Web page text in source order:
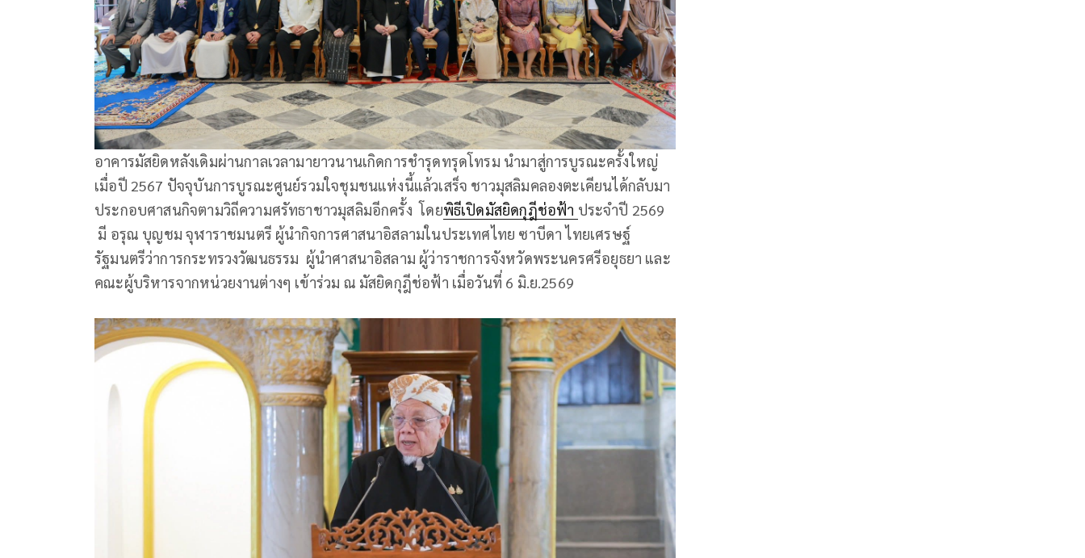
อาคารมัสยิดหลังเดิมผ่านกาลเวลามายาวนานเกิดการชำรุดทรุดโทรม นำมาสู่การบูรณะครั้งใหญ่
เมื่อปี 2567 ปัจจุบันการบูรณะศูนย์รวมใจชุมชนแห่งนี้แล้วเสร็จ ชาวมุสลิมคลองตะเคียนได้กลับมา
ประกอบศาสนกิจตามวิถีความศรัทธาชาวมุสลิมอีกครั้ง โดยพิธีเปิดมัสยิดกุฎีช่อฟ้า ประจำปี 2569
มี อรุณ บุญชม จุฬาราชมนตรี ผู้นำกิจการศาสนาอิสลามในประเทศไทย ซาบีดา ไทยเศรษฐ์
รัฐมนตรีว่าการกระทรวงวัฒนธรรม ผู้นำศาสนาอิสลาม ผู้ว่าราชการจังหวัดพระนครศรีอยุธยา และ
คณะผู้บริหารจากหน่วยงานต่างๆ เข้าร่วม ณ มัสยิดกุฎีช่อฟ้า เมื่อวันที่ 6 มิ.ย.2569